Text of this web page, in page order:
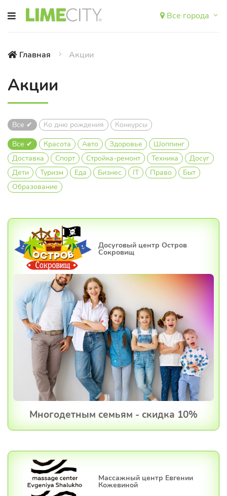
Все города
Главная Акции
Акции
Все ✔ Ко дню рождения
Конкурсы
Все ✔
Красота Авто Здоровье
Шоппинг
Доставка
Спорт Стройка-ремонт Техника
Досуг
Дети
Туризм Еда Бизнес IT Право
Быт
Образование
Досуговый центр Остров
Сокровищ
Многодетным семьям - скидка 10%
Массажный центр Евгении
Кожевиной